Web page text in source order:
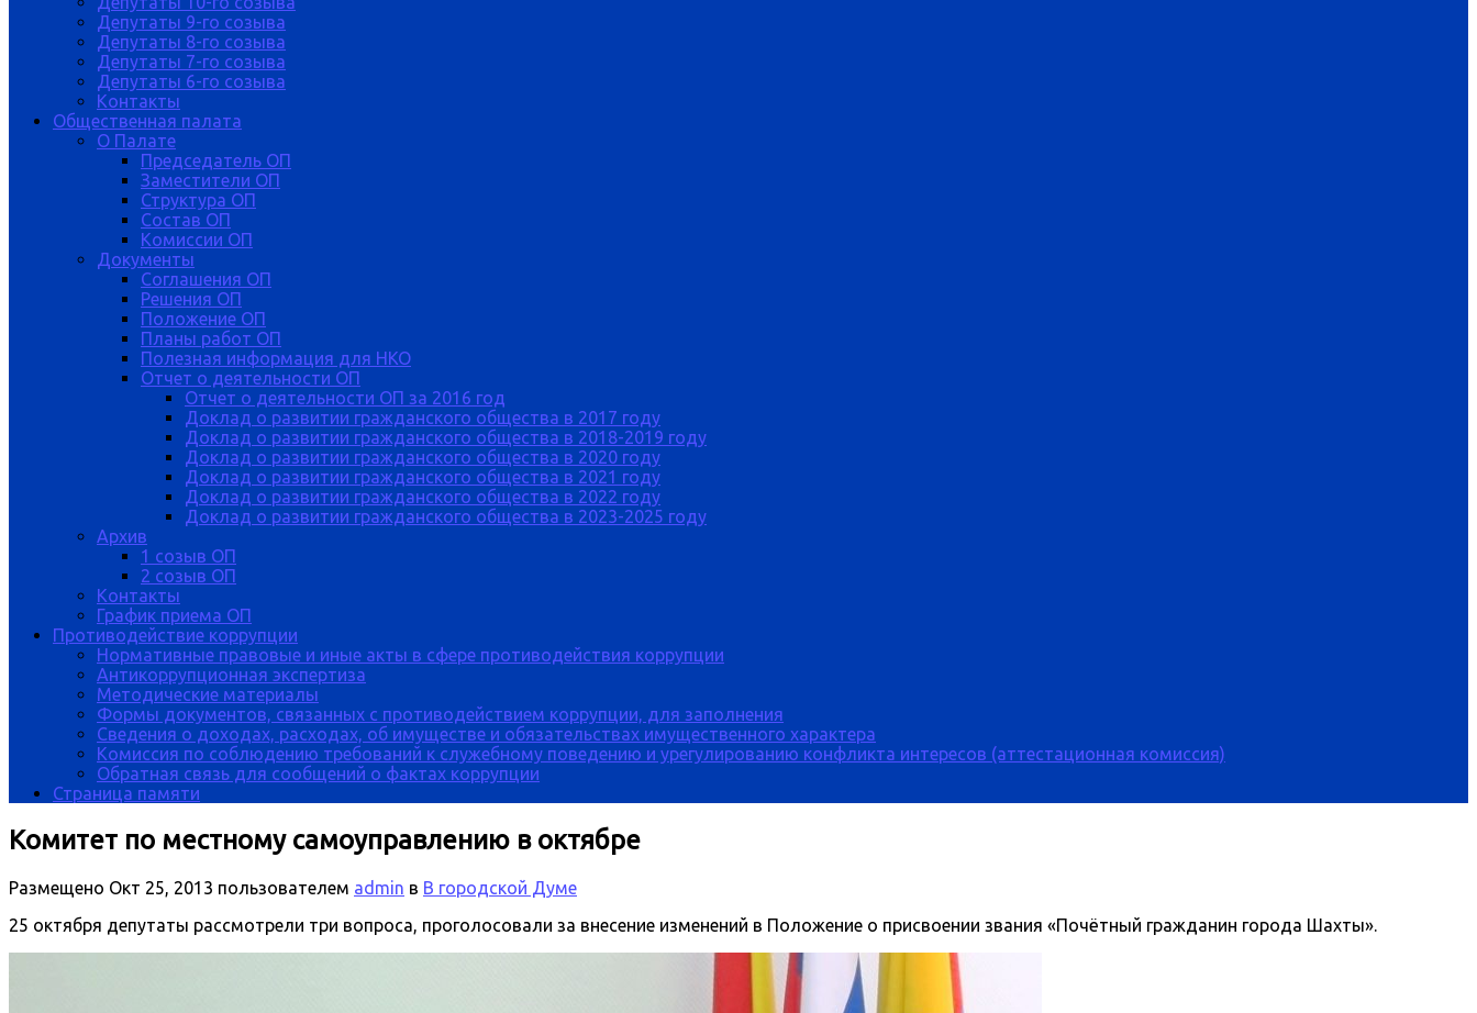
Депутаты 9-го созыва
Депутаты 8-го созыва
Депутаты 7-го созыва
Депутаты 6-го созыва
Контакты
Общественная палата
О Палате
Председатель ОП
Заместители ОП
Структура ОП
Состав ОП
Комиссии ОП
Документы
Соглашения ОП
Решения ОП
Положение ОП
Планы работ ОП
Полезная информация для НКО
Отчет о деятельности ОП
Отчет о деятельности ОП за 2016 год
Доклад о развитии гражданского общества в 2017 году
Доклад о развитии гражданского общества в 2018-2019 году
Доклад о развитии гражданского общества в 2020 году
Доклад о развитии гражданского общества в 2021 году
Доклад о развитии гражданского общества в 2022 году
Доклад о развитии гражданского общества в 2023-2025 году
Архив
1 созыв ОП
2 созыв ОП
Контакты
График приема ОП
Противодействие коррупции
Нормативные правовые и иные акты в сфере противодействия коррупции
Антикоррупционная экспертиза
Методические материалы
Формы документов, связанных с противодействием коррупции, для заполнения
Сведения о доходах, расходах, об имуществе и обязательствах имущественного характера
Комиссия по соблюдению требований к служебному поведению и урегулированию конфликта интересов (аттестационная комиссия)
Обратная связь для сообщений о фактах коррупции
Страница памяти
Комитет по местному самоуправлению в октябре
Размещено Окт 25, 2013 пользователем admin в В городской Думе
25 октября депутаты рассмотрели три вопроса, проголосовали за внесение изменений в Положение о присвоении звания «Почётный гражданин города Шахты».